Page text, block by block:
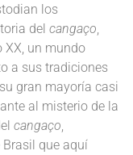
los
del cangaço
XX, un mundo
a sus tradiciones
gran mayoría casi
al misterio de la
cangaço
que aquí